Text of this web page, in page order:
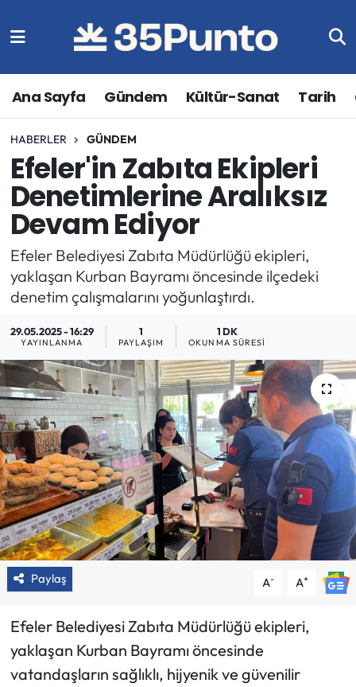
Ana Sayfa Gündem Kültür-Sanat Tarih
HABERLER GÜNDEM
Efeler'in Zabıta Ekipleri
Denetimlerine Aralıksız
Devam Ediyor
Efeler Belediyesi Zabıta Müdürlüğü ekipleri,
yaklaşan Kurban Bayramı öncesinde ilçedeki
denetim çalışmalarını yoğunlaştırdı.
29.05.2025 - 16:29
YAYINLANMA
1
PAYLAŞIM
1 DK
OKUNMA SÜRESI
Paylaş A- A+
Efeler Belediyesi Zabıta Müdürlüğü ekipleri,
yaklaşan Kurban Bayramı öncesinde
vatandaşların sağlıklı, hijyenik ve güvenilir